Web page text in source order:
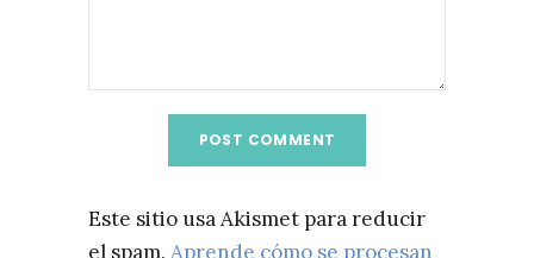
Este sitio usa Akismet para reducir
el spam. Aprende cómo se procesan